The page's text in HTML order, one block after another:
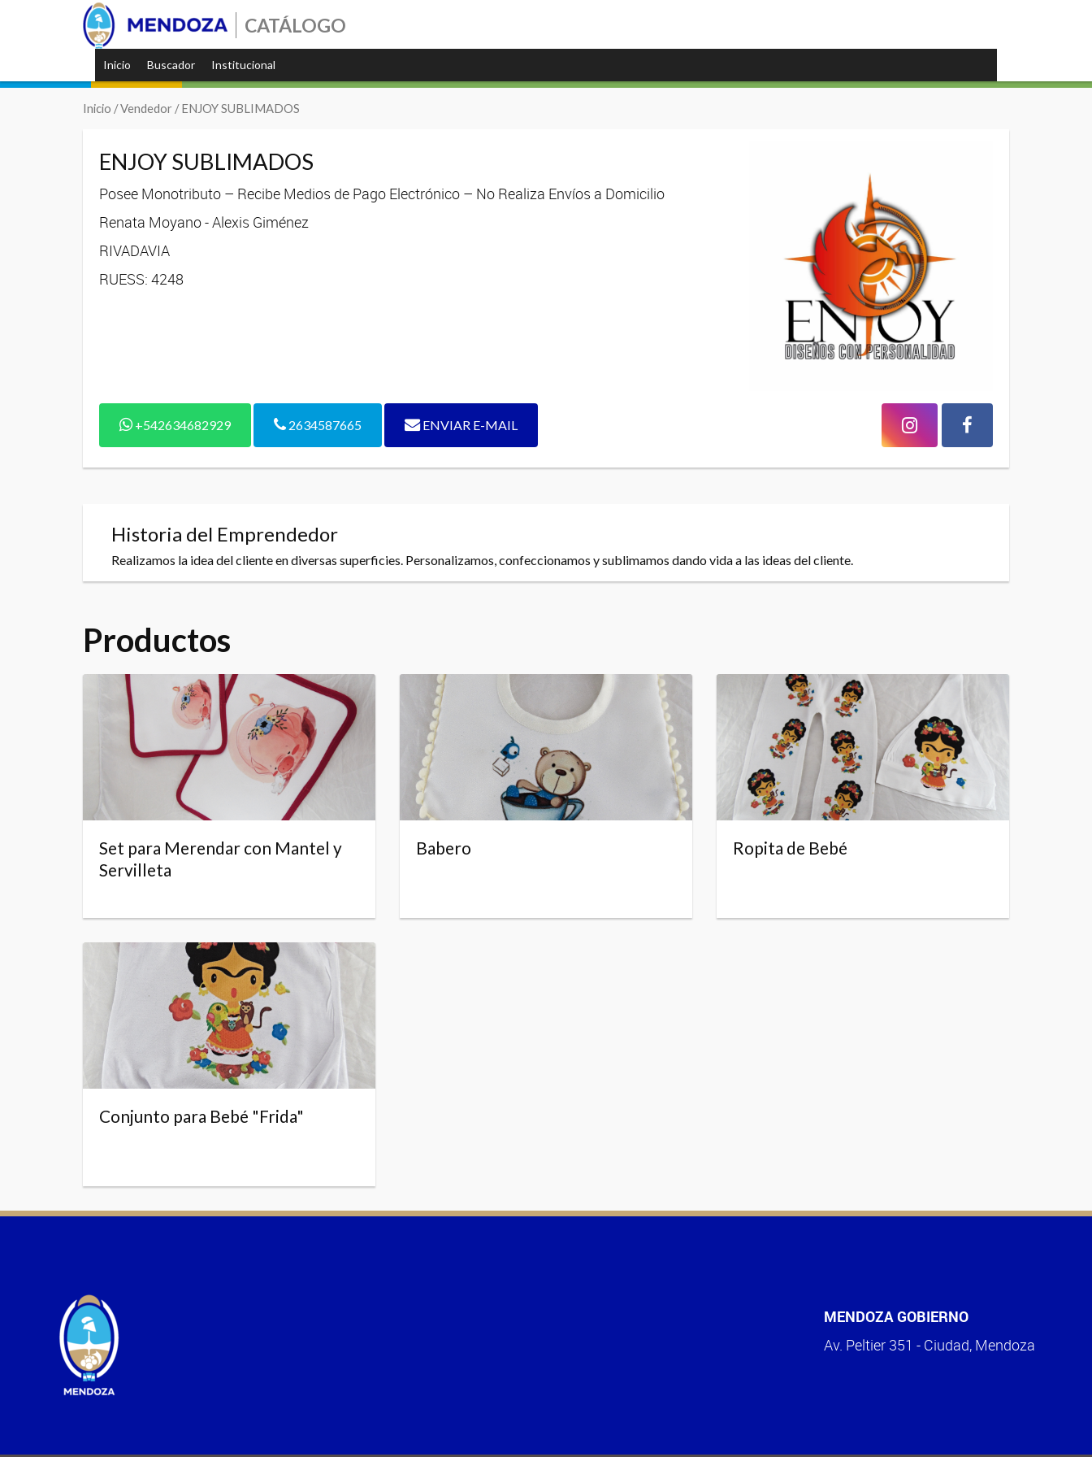
CATÁLOGO
Inicio Buscador Institucional
Inicio / Vendedor / ENJOY SUBLIMADOS
ENJOY SUBLIMADOS
Posee Monotributo – Recibe Medios de Pago Electrónico – No Realiza Envíos a Domicilio
Renata Moyano - Alexis Giménez
RIVADAVIA
RUESS: 4248
+542634682929 2634587665 ENVIAR E-MAIL
Historia del Emprendedor
Realizamos la idea del cliente en diversas superficies. Personalizamos, confeccionamos y sublimamos dando vida a las ideas del cliente.
Productos
Set para Merendar con Mantel y
Servilleta
Babero Ropita de Bebé
Conjunto para Bebé "Frida"
MENDOZA GOBIERNO
Av. Peltier 351 - Ciudad, Mendoza